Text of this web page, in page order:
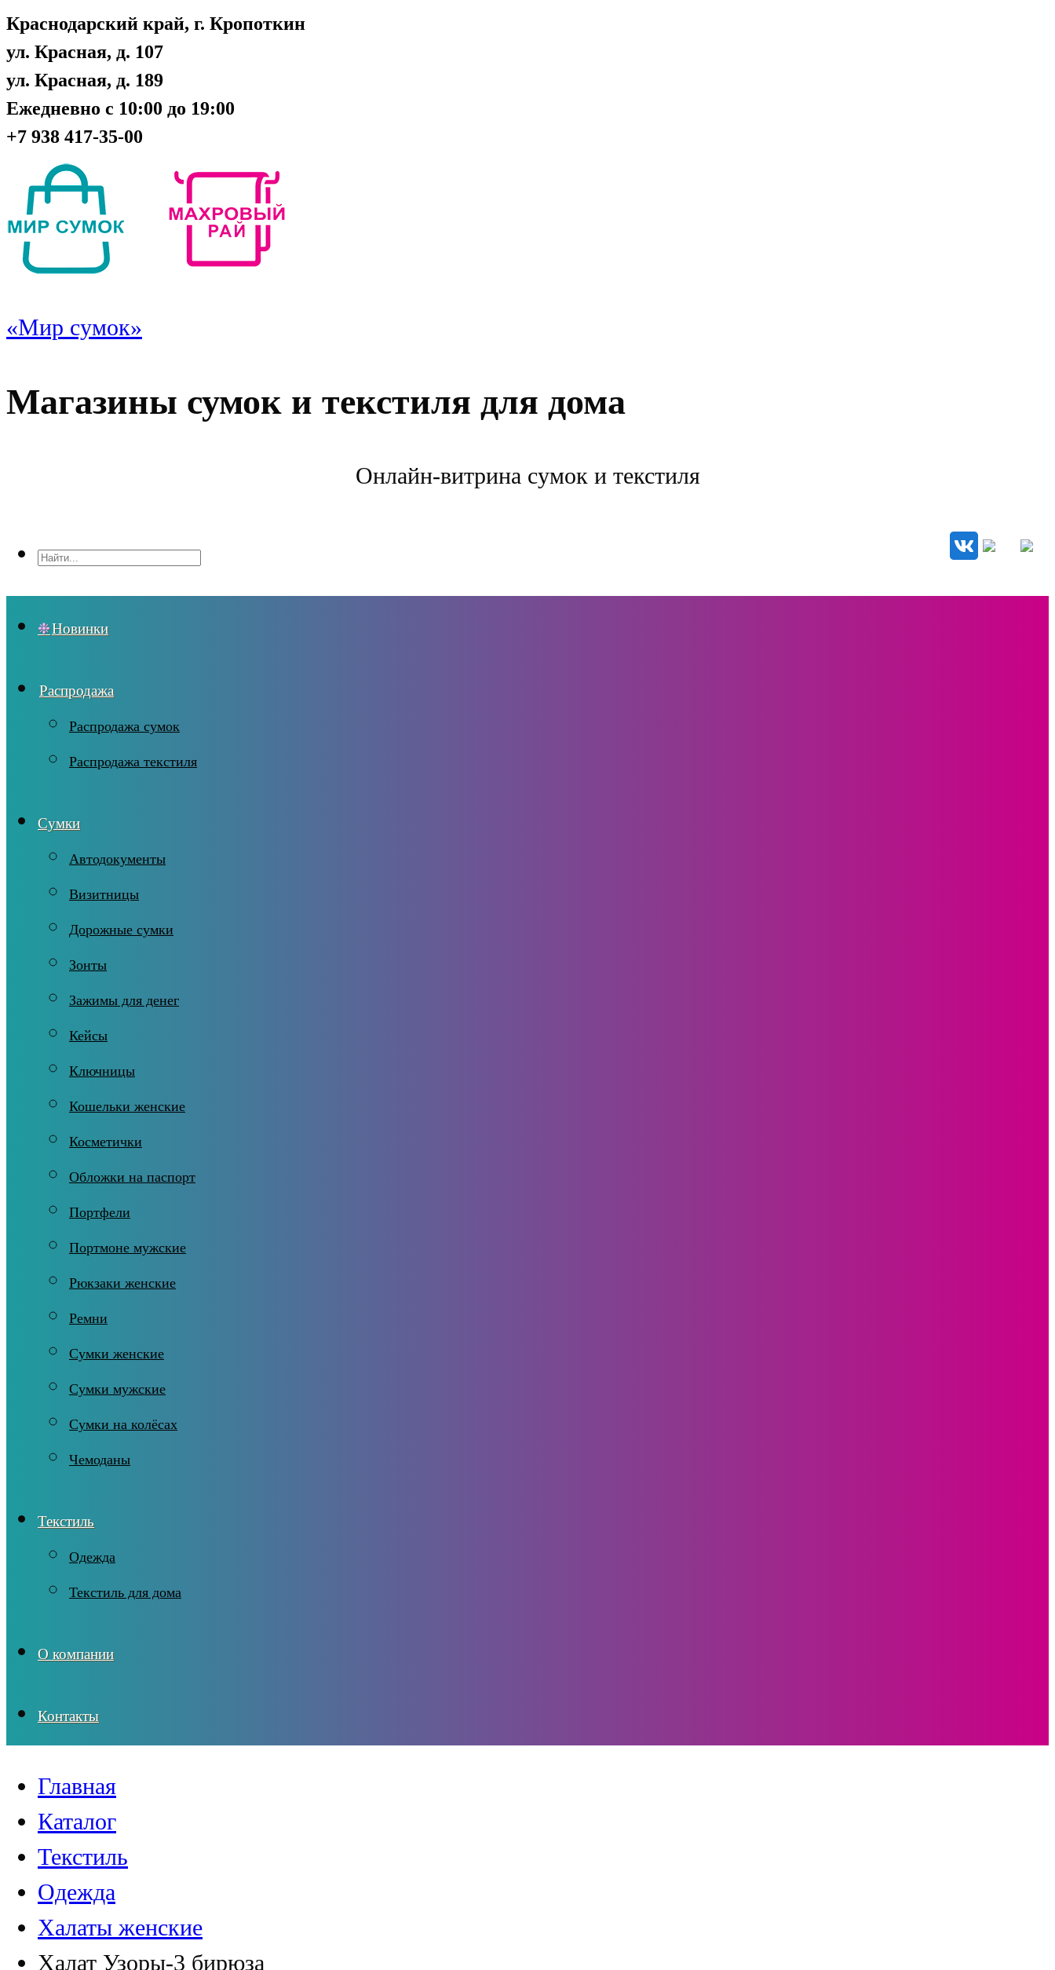
Краснодарский край, г. Кропоткин
ул. Красная, д. 107
ул. Красная, д. 189
Ежедневно с 10:00 до 19:00
+7 938 417-35-00
«Мир сумок»
Магазины сумок и текстиля для дома
Онлайн-витрина сумок и текстиля
Новинки
Распродажа
Распродажа сумок
Распродажа текстиля
Сумки
Автодокументы
Визитницы
Дорожные сумки
Зонты
Зажимы для денег
Кейсы
Ключницы
Кошельки женские
Косметички
Обложки на паспорт
Портфели
Портмоне мужские
Рюкзаки женские
Ремни
Сумки женские
Сумки мужские
Сумки на колёсах
Чемоданы
Текстиль
Одежда
Текстиль для дома
О компании
Контакты
Главная
Каталог
Текстиль
Одежда
Халаты женские
Халат Узоры-3 бирюза